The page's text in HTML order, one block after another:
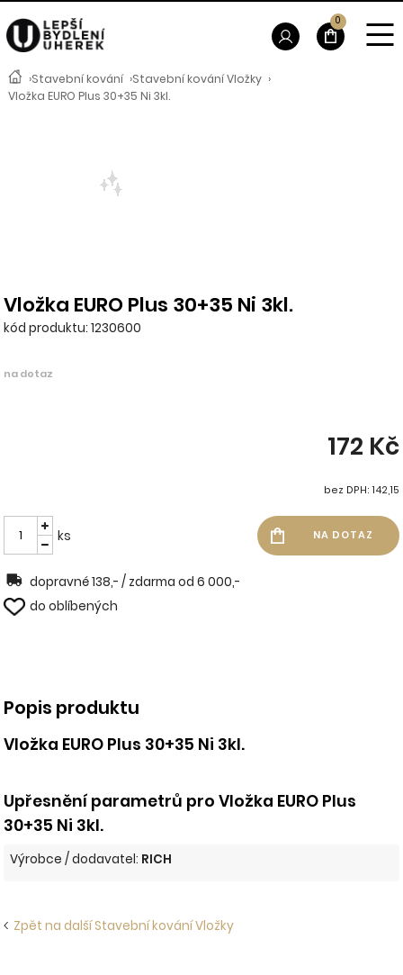
›Stavební kování ›Stavební kování Vložky ›
Vložka EURO Plus 30+35 Ni 3kl.
Vložka EURO Plus 30+35 Ni 3kl.
kód produktu: 1230600
na dotaz
172 Kč
bez DPH: 142,15
ks
dopravné 138,- / zdarma od 6 000,-
do oblíbených
Popis produktu
Vložka EURO Plus 30+35 Ni 3kl.
Upřesnění parametrů pro Vložka EURO Plus
30+35 Ni 3kl.
Výrobce / dodavatel: RICH
Zpět na další Stavební kování Vložky
0